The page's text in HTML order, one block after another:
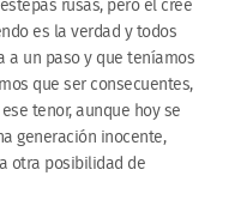
rusas, pero él cree
es la verdad y todos
a un paso y que teníamos
que ser consecuentes,
tenor, aunque hoy se
generación inocente,
otra posibilidad de